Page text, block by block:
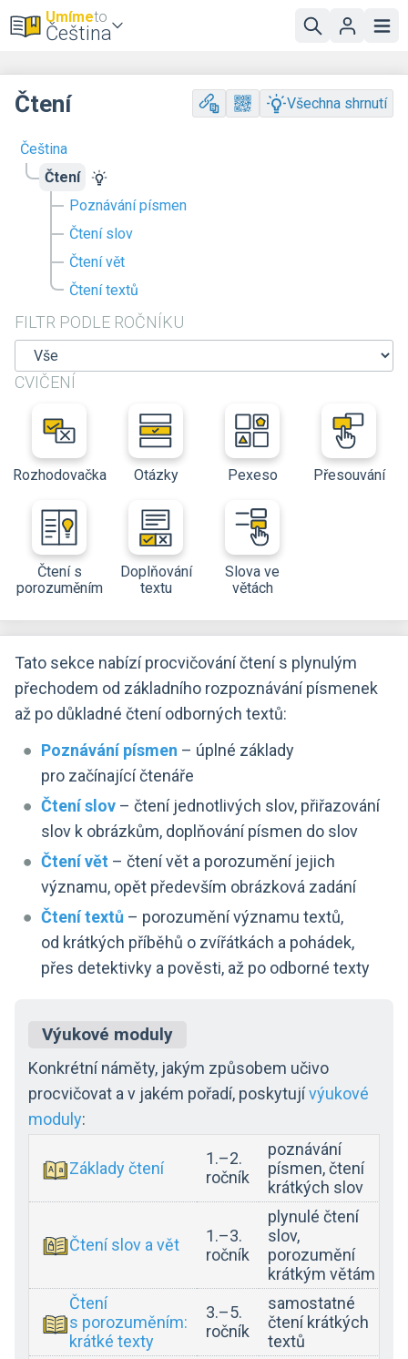
Umímeto
Čeština
Čeština
Čtení
Poznávání písmen
Čtení slov
Čtení vět
Čtení textů
FILTR PODLE ROČNÍKU
CVIČENÍ
Rozhodovačka Otázky Pexeso Přesouvání
Čtení s
porozuměním
Doplňování
textu
Slova ve
větách
Čtení Všechna shrnutí
Tato sekce nabízí procvičování čtení s plynulým
přechodem od základního rozpoznávání písmenek
až po důkladné čtení odborných textů:
Poznávání písmen – úplné základy
pro začínající čtenáře
Čtení slov – čtení jednotlivých slov, přiřazování
slov k obrázkům, doplňování písmen do slov
Čtení vět – čtení vět a porozumění jejich
významu, opět především obrázková zadání
Čtení textů – porozumění významu textů,
od krátkých příběhů o zvířátkách a pohádek,
přes detektivky a pověsti, až po odborné texty
Výukové moduly
Konkrétní náměty, jakým způsobem učivo
procvičovat a v jakém pořadí, poskytujívýukové
moduly:
Základy čtení
1.–2.
ročník
poznávání
písmen, čtení
krátkých slov
Čtení slov a vět
1.–3.
ročník
plynulé čtení
slov,
porozumění
krátkým větám
Čtení
s porozuměním:
krátké texty
3.–5.
ročník
samostatné
čtení krátkých
textů